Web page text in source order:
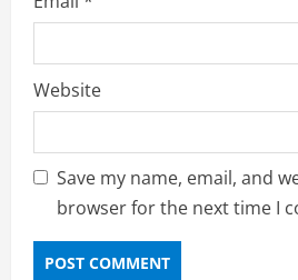
Website
Save my name, email, and
browser for the next time I